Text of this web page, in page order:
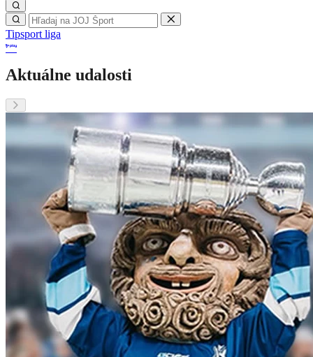
Tipsport liga
Aktuálne udalosti